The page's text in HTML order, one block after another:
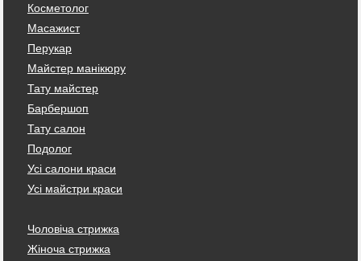
Косметолог
Масажист
Перукар
Майстер манікюру
Тату майстер
Барбершоп
Тату салон
Подолог
Усі салони краси
Усі майстри краси
Чоловіча стрижка
Жіноча стрижка